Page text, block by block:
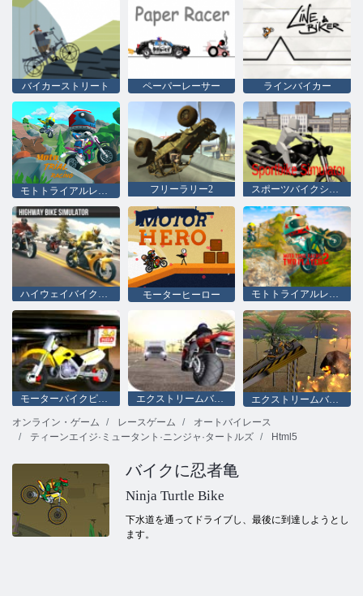
バイカーストリート ペーパーレーサー ラインバイカー
フリーラリー2 スポーツバイクシミュレーター
ハイウェイバイクシミュレータ モーターヒーロー モトトライアルレーシング2：2人用
モーターバイクピザ配達2020 エクストリームバイクレース
エクストリームバイクライダー
オンライン・ゲーム
レースゲーム
オートバイレース
ティーンエイジ·ミュータント·ニンジャ·タートルズ
Html5
バイクに忍者亀
Ninja Turtle Bike
下水道を通ってドライブし、最後に到達しようとし
ます。